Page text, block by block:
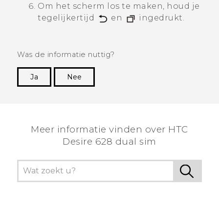
Om het scherm los te maken, houd je
tegelijkertijd
en ingedrukt.
Was de informatie nuttig?
Ja
Nee
Meer informatie vinden over HTC
Desire 628 dual sim